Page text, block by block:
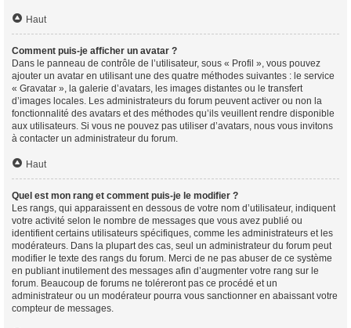
Haut
Comment puis-je afficher un avatar ?
Dans le panneau de contrôle de l’utilisateur, sous « Profil », vous pouvez
ajouter un avatar en utilisant une des quatre méthodes suivantes : le service
« Gravatar », la galerie d’avatars, les images distantes ou le transfert
d’images locales. Les administrateurs du forum peuvent activer ou non la
fonctionnalité des avatars et des méthodes qu’ils veuillent rendre disponible
aux utilisateurs. Si vous ne pouvez pas utiliser d’avatars, nous vous invitons
à contacter un administrateur du forum.
Haut
Quel est mon rang et comment puis-je le modifier ?
Les rangs, qui apparaissent en dessous de votre nom d’utilisateur, indiquent
votre activité selon le nombre de messages que vous avez publié ou
identifient certains utilisateurs spécifiques, comme les administrateurs et les
modérateurs. Dans la plupart des cas, seul un administrateur du forum peut
modifier le texte des rangs du forum. Merci de ne pas abuser de ce système
en publiant inutilement des messages afin d’augmenter votre rang sur le
forum. Beaucoup de forums ne toléreront pas ce procédé et un
administrateur ou un modérateur pourra vous sanctionner en abaissant votre
compteur de messages.